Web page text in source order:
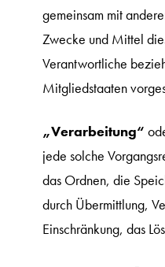
gemeinsam mit
Zwecke und Mittel
Verantwortliche
Mitgliedstaaten
„Verarbeitung“
jede solche
das Ordnen, die
durch Übermittlung,
Einschränkung, das